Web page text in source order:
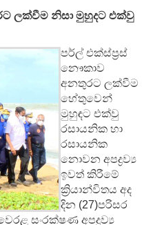
ලක්වීම නිසා මුහුදට එක්වු
පර්ල් එක්ස්ප්‍රස්
නෞකාව
අනතුරට ලක්වීම
හේතුවෙන්
මුහුඳට එක්වු
රසායනික හා
රසායනික
නොවන අපද්‍රව්‍ය
ඉවත් කිරීමේ
ක්‍රියාන්විතය අද
දින (27)පරිසර
සංරක්ෂණ අපද්‍රව්‍ය